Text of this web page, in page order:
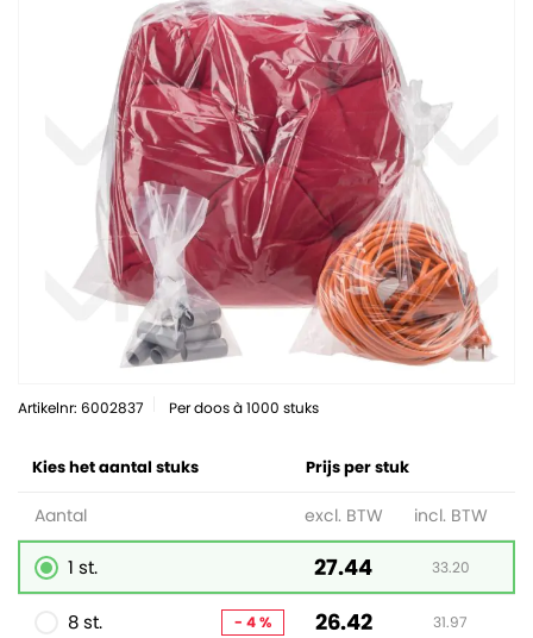
Artikelnr: 6002837 Per doos à 1000 stuks
Kies het aantal stuks Prijs per stuk
Aantal excl. BTW incl. BTW
1 st. 27.44 33.20
8 st. - 4 % 26.42 31.97